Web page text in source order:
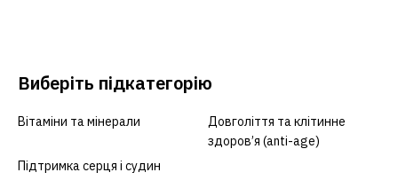
Виберіть підкатегорію
Вітаміни та мінерали
Довголіття та клітинне
здоров’я (anti-age)
Підтримка серця і судин